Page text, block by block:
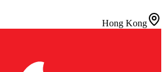
Hong Kong